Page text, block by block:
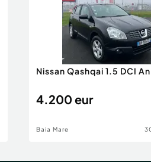
Nissan Qashqai 1.5 DCI
4.200 eur
Baia Mare